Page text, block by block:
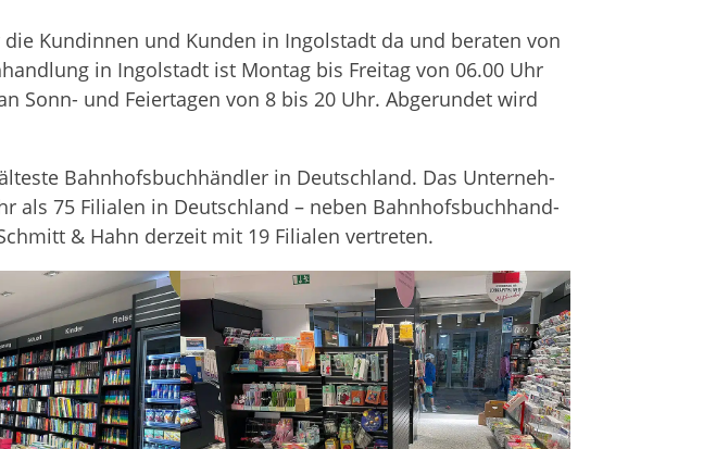
Kun­din­nen und Kun­den in Ingol­stadt da und bera­ten von
in Ingol­stadt ist Mon­tag bis Frei­tag von 06.00 Uhr
Sonn- und Fei­er­ta­gen von 8 bis 20 Uhr. Abge­run­det wird
Bahnhofs­buchhändler in Deutsch­land. Das Unter­neh­
als 75 Filia­len in Deutsch­land – neben Bahn­hofs­buch­hand­
& Hahn der­zeit mit 19 Filia­len vertreten.